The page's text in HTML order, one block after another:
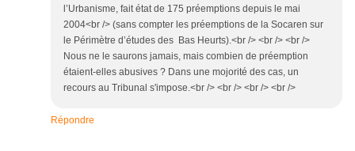
l’Urbanisme, fait état de 175 préemptions depuis le mai
2004<br /> (sans compter les préemptions de la Socaren sur
le Périmètre d’études des Bas Heurts).<br /> <br /> <br />
Nous ne le saurons jamais, mais combien de préemption
étaient-elles abusives ? Dans une mojorité des cas, un
recours au Tribunal s'impose.<br /> <br /> <br /> <br />
Répondre